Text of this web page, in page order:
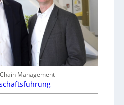
Management